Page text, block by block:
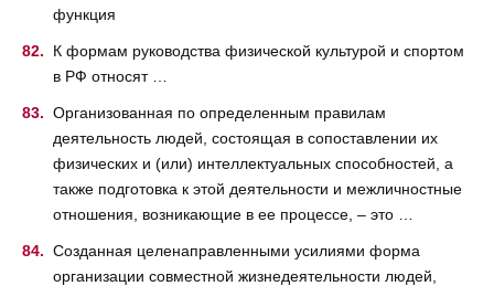
функция
К формам руководства физической культурой и спортом
в РФ относят …
Организованная по определенным правилам
деятельность людей, состоящая в сопоставлении их
физических и (или) интеллектуальных способностей, а
также подготовка к этой деятельности и межличностные
отношения, возникающие в ее процессе, – это …
Созданная целенаправленными усилиями форма
организации совместной жизнедеятельности людей,